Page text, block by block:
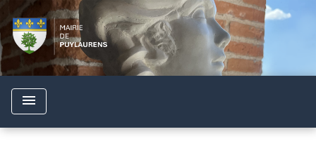
menu